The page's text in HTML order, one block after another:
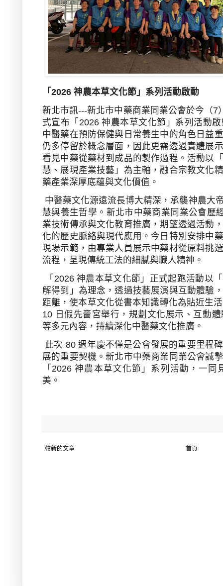
「 2026 神農本草文化節」系列活動啟動
新北市訊---新北市中藥商業同業公會於今（7
式宣布「 2026神農本草文化節」系列活動
中醫藥在預防保健與日常養生中的角色日益
仍多停留於概念層面，因此更需透過實體展
看見中藥從藥材到成品的製作過程。活動以
慧、展現產業技藝」為主軸，融合宗教文化
藥產業深厚底蘊與文化價值。
中醫藥文化源遠流長博大精深，承襲神農大
慧與養生哲學。新北市中藥商業同業公會歷
業技術傳承與文化教育推廣，期望透過活動
化的歷史脈絡與現代應用。今日特別安排中
現場示範，由專業人員展示中藥材從原料挑
流程，呈現傳統工法的細膩與職人精神。
「 2026 神農本草文化節」正式起跑活動以
解得到」為理念，透過技藝展演與互動體驗
距離，使本草文化從書本知識轉化為貼近生
10 日假先嗇宮舉行，規劃文化展示、互動
等多元內容，持續深化中醫藥文化推廣。
此次 80週年慶不僅是公會發展的重要里程
展的重要契機。新北市中藥商業同業公會誠
「 2026神農本草文化節」系列活動，一同
美 。
較新的文章 首頁